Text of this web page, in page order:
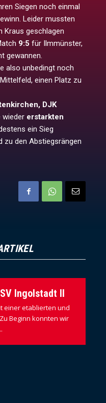
Siegen noch einmal
Leider mussten
Kraus geschlagen
9:5 für Ilmmünster,
gewannen.
also unbedingt noch
einen Platz zu
DJK
wieder erstarkten
ein Sieg
zu den Abstiegsrängen
Ingolstadt II
einer etablierten und
Beginn konnten wir